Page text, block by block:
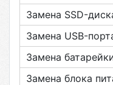
Замена SSD-
Замена USB-
Замена
Замена блока